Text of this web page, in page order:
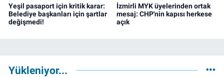
Yeşil pasaport için kritik karar:
Belediye başkanları için şartlar
değişmedi!
İzmirli MYK üyelerinden ortak
mesaj: CHP'nin kapısı herkese
açık
Yükleniyor...